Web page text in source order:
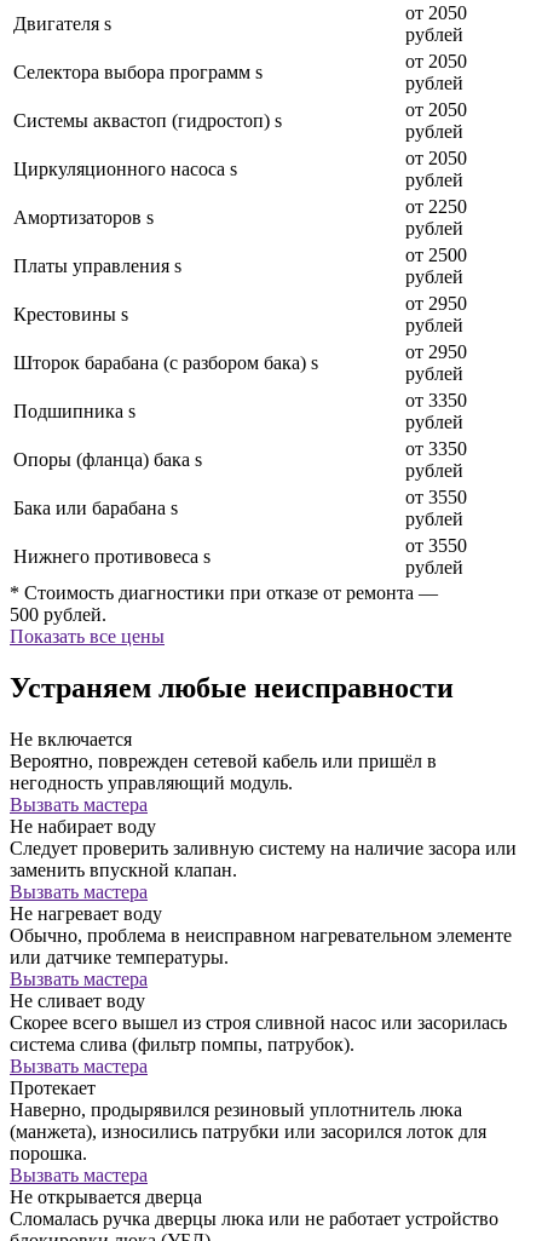
Двигателя s
от 2050
рублей
Селектора выбора программ s
от 2050
рублей
Системы аквастоп (гидростоп) s
от 2050
рублей
Циркуляционного насоса s
от 2050
рублей
Амортизаторов s
от 2250
рублей
Платы управления s
от 2500
рублей
Крестовины s
от 2950
рублей
Шторок барабана (с разбором бака) s
от 2950
рублей
Подшипника s
от 3350
рублей
Опоры (фланца) бака s
от 3350
рублей
Бака или барабана s
от 3550
рублей
Нижнего противовеса s
от 3550
рублей
* Стоимость диагностики при отказе от ремонта —
500 рублей.
Показать все цены
Устраняем любые неисправности
Не включается
Вероятно, поврежден сетевой кабель или пришёл в
негодность управляющий модуль.
Вызвать мастера
Не набирает воду
Следует проверить заливную систему на наличие засора или
заменить впускной клапан.
Вызвать мастера
Не нагревает воду
Обычно, проблема в неисправном нагревательном элементе
или датчике температуры.
Вызвать мастера
Не сливает воду
Скорее всего вышел из строя сливной насос или засорилась
система слива (фильтр помпы, патрубок).
Вызвать мастера
Протекает
Наверно, продырявился резиновый уплотнитель люка
(манжета), износились патрубки или засорился лоток для
порошка.
Вызвать мастера
Не открывается дверца
Сломалась ручка дверцы люка или не работает устройство